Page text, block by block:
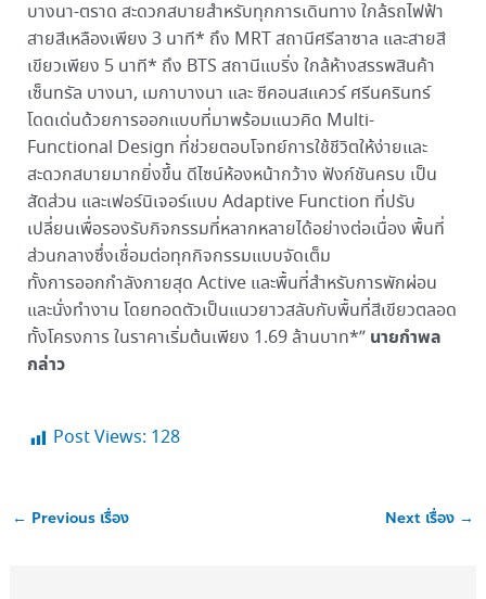
บางนา-ตราด สะดวกสบายสำหรับทุกการเดินทาง ใกล้รถไฟฟ้า
สายสีเหลืองเพียง 3 นาที* ถึง MRT สถานีศรีลาซาล และสายสี
เขียวเพียง 5 นาที* ถึง BTS สถานีแบริ่ง ใกล้ห้างสรรพสินค้า
เซ็นทรัล บางนา, เมกาบางนา และ ซีคอนสแควร์ ศรีนครินทร์
โดดเด่นด้วยการออกแบบที่มาพร้อมแนวคิด Multi-
Functional Design ที่ช่วยตอบโจทย์การใช้ชีวิตให้ง่ายและ
สะดวกสบายมากยิ่งขึ้น ดีไซน์ห้องหน้ากว้าง ฟังก์ชันครบ เป็น
สัดส่วน และเฟอร์นิเจอร์แบบ Adaptive Function ที่ปรับ
เปลี่ยนเพื่อรองรับกิจกรรมที่หลากหลายได้อย่างต่อเนื่อง พื้นที่
ส่วนกลางซึ่งเชื่อมต่อทุกกิจกรรมแบบจัดเต็ม
ทั้งการออกกำลังกายสุด Active และพื้นที่สำหรับการพักผ่อน
และนั่งทำงาน โดยทอดตัวเป็นแนวยาวสลับกับพื้นที่สีเขียวตลอด
ทั้งโครงการ ในราคาเริ่มต้นเพียง 1.69 ล้านบาท*” นายกำพล
กล่าว
Post Views: 128
← Previous เรื่อง Next เรื่อง →